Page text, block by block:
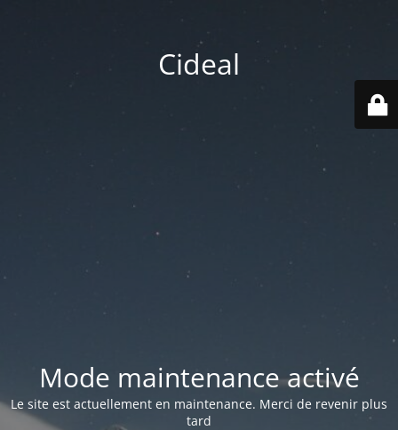
Cideal
Mode maintenance activé
Le site est actuellement en maintenance. Merci de revenir plus
tard